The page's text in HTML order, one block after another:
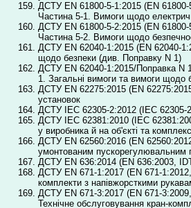
ДСТУ EN 61800-5-1:2015 (EN
Частина 5-1. Вимоги щодо
ДСТУ EN 61800-5-2:2015 (EN
Частина 5-2. Вимоги щодо
ДСТУ EN 62040-1:2015 (EN 62040-
щодо безпеки (див. Поправку N 1)
ДСТУ EN 62040-1:2015/Поправка N
1. Загальні вимоги та вимоги щодо
ДСТУ EN 62275:2015 (EN
установок
ДСТУ IEC 62305-2:2012 (ІEC 62305-
ДСТУ IEC 62381:2010 (ІEC
у виробника й на об'єкті та
ДСТУ EN 62560:2016 (EN
умонтованим пускорегулювальним
ДСТУ EN 636:2014 (EN 636:2003,
ДСТУ EN 671-1:2017 (EN 671-
комплекти з напівжорсткими
ДСТУ EN 671-3:2017 (EN 671-
Технічне обслуговування кран-